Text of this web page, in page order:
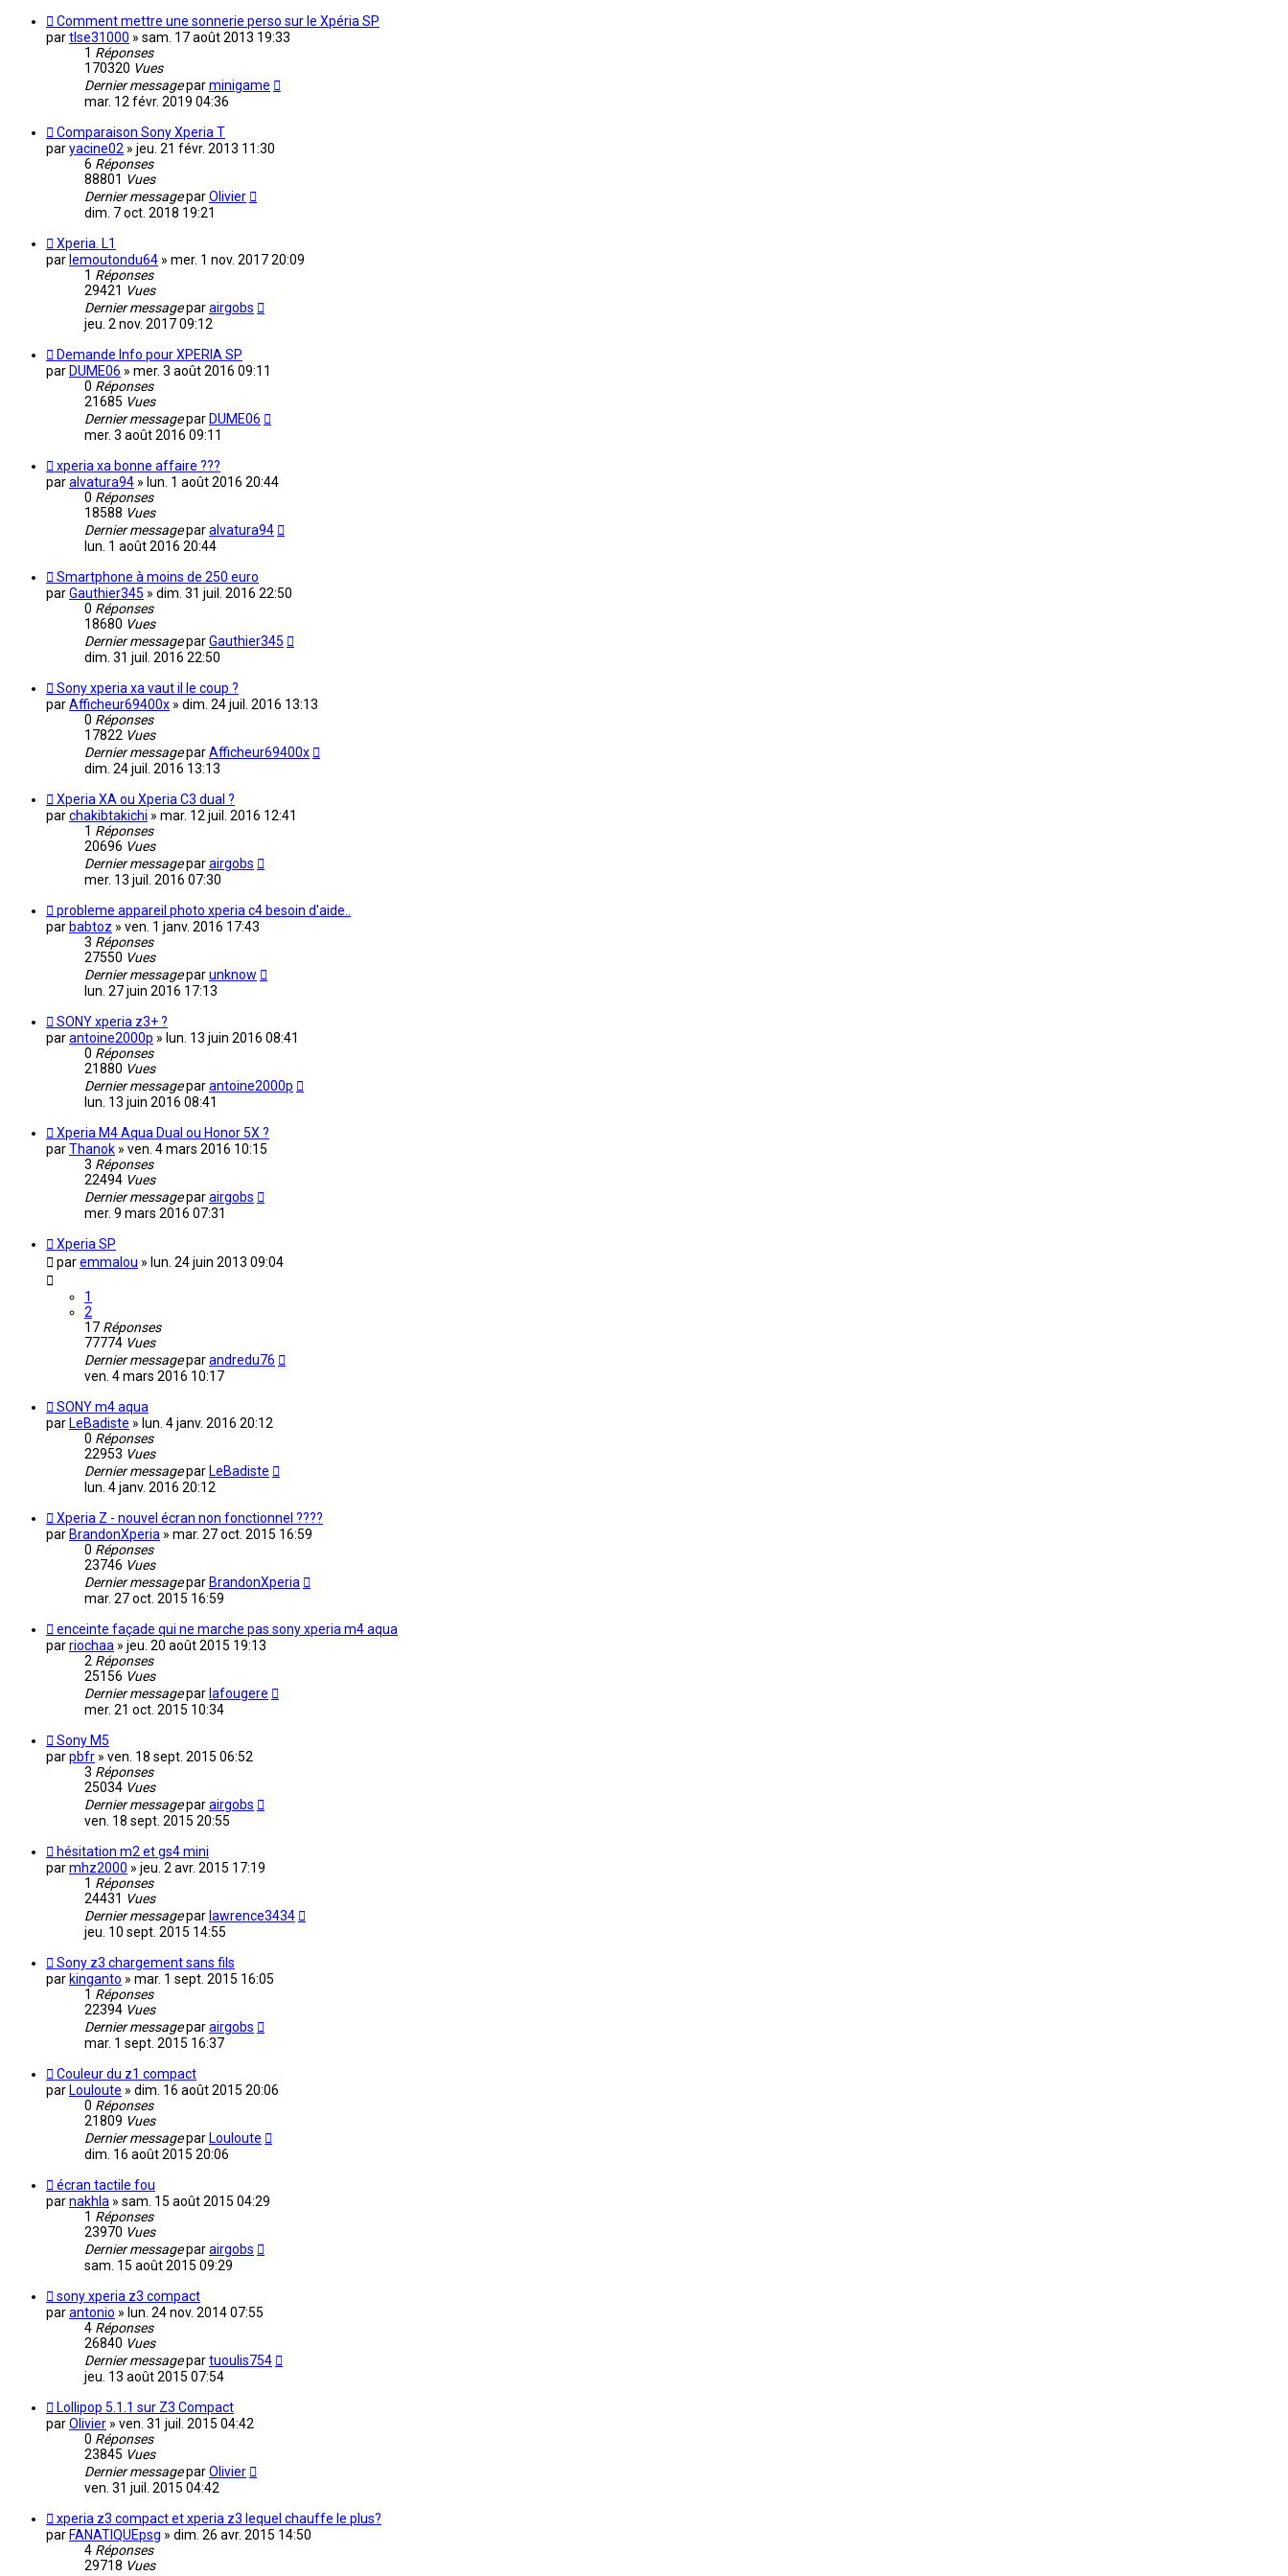
Comment mettre une sonnerie perso sur le Xpéria SP
partlse31000 » sam. 17 août 2013 19:33
1 Réponses
170320 Vues
Dernier messageparminigame
mar. 12 févr. 2019 04:36
Comparaison Sony Xperia T
paryacine02 » jeu. 21 févr. 2013 11:30
6 Réponses
88801 Vues
Dernier messageparOlivier
dim. 7 oct. 2018 19:21
Xperia. L1
par lemoutondu64 » mer. 1 nov. 2017 20:09
1 Réponses
29421 Vues
Dernier messageparairgobs
jeu. 2 nov. 2017 09:12
Demande Info pour XPERIA SP
par DUME06 » mer. 3 août 2016 09:11
0 Réponses
21685 Vues
Dernier messagepar DUME06
mer. 3 août 2016 09:11
xperia xa bonne affaire ???
paralvatura94 » lun. 1 août 2016 20:44
0 Réponses
18588 Vues
Dernier messageparalvatura94
lun. 1 août 2016 20:44
Smartphone à moins de 250 euro
parGauthier345 » dim. 31 juil. 2016 22:50
0 Réponses
18680 Vues
Dernier messageparGauthier345
dim. 31 juil. 2016 22:50
Sony xperia xa vaut il le coup ?
parAfficheur69400x » dim. 24 juil. 2016 13:13
0 Réponses
17822 Vues
Dernier messageparAfficheur69400x
dim. 24 juil. 2016 13:13
Xperia XA ou Xperia C3 dual ?
parchakibtakichi » mar. 12 juil. 2016 12:41
1 Réponses
20696 Vues
Dernier messageparairgobs
mer. 13 juil. 2016 07:30
probleme appareil photo xperia c4 besoin d'aide..
par babtoz » ven. 1 janv. 2016 17:43
3 Réponses
27550 Vues
Dernier messageparunknow
lun. 27 juin 2016 17:13
SONY xperia z3+ ?
parantoine2000p » lun. 13 juin 2016 08:41
0 Réponses
21880 Vues
Dernier messageparantoine2000p
lun. 13 juin 2016 08:41
Xperia M4 Aqua Dual ou Honor 5X ?
parThanok » ven. 4 mars 2016 10:15
3 Réponses
22494 Vues
Dernier messageparairgobs
mer. 9 mars 2016 07:31
Xperia SP
paremmalou » lun. 24 juin 2013 09:04
1
2
17 Réponses
77774 Vues
Dernier messageparandredu76
ven. 4 mars 2016 10:17
SONY m4 aqua
par LeBadiste » lun. 4 janv. 2016 20:12
0 Réponses
22953 Vues
Dernier messagepar LeBadiste
lun. 4 janv. 2016 20:12
Xperia Z - nouvel écran non fonctionnel ????
par BrandonXperia » mar. 27 oct. 2015 16:59
0 Réponses
23746 Vues
Dernier messagepar BrandonXperia
mar. 27 oct. 2015 16:59
enceinte façade qui ne marche pas sony xperia m4 aqua
parriochaa » jeu. 20 août 2015 19:13
2 Réponses
25156 Vues
Dernier messagepar lafougere
mer. 21 oct. 2015 10:34
Sony M5
parpbfr » ven. 18 sept. 2015 06:52
3 Réponses
25034 Vues
Dernier messageparairgobs
ven. 18 sept. 2015 20:55
hésitation m2 et gs4 mini
parmhz2000 » jeu. 2 avr. 2015 17:19
1 Réponses
24431 Vues
Dernier messagepar lawrence3434
jeu. 10 sept. 2015 14:55
Sony z3 chargement sans fils
par kinganto » mar. 1 sept. 2015 16:05
1 Réponses
22394 Vues
Dernier messageparairgobs
mar. 1 sept. 2015 16:37
Couleur du z1 compact
par Louloute » dim. 16 août 2015 20:06
0 Réponses
21809 Vues
Dernier messagepar Louloute
dim. 16 août 2015 20:06
écran tactile fou
parnakhla » sam. 15 août 2015 04:29
1 Réponses
23970 Vues
Dernier messageparairgobs
sam. 15 août 2015 09:29
sony xperia z3 compact
parantonio » lun. 24 nov. 2014 07:55
4 Réponses
26840 Vues
Dernier messagepartuoulis754
jeu. 13 août 2015 07:54
Lollipop 5.1.1 sur Z3 Compact
parOlivier » ven. 31 juil. 2015 04:42
0 Réponses
23845 Vues
Dernier messageparOlivier
ven. 31 juil. 2015 04:42
xperia z3 compact et xperia z3 lequel chauffe le plus?
par FANATIQUEpsg » dim. 26 avr. 2015 14:50
4 Réponses
29718 Vues